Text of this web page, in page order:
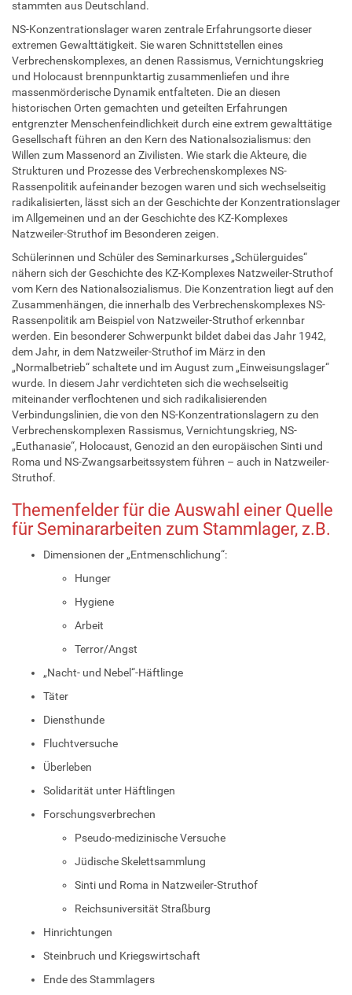
stammten aus Deutschland.
NS-Konzentrationslager waren zentrale Erfahrungsorte dieser
extremen Gewalttätigkeit. Sie waren Schnittstellen eines
Verbrechenskomplexes, an denen Rassismus, Vernichtungskrieg
und Holocaust brennpunktartig zusammenliefen und ihre
massenmörderische Dynamik entfalteten. Die an diesen
historischen Orten gemachten und geteilten Erfahrungen
entgrenzter Menschenfeindlichkeit durch eine extrem gewalttätige
Gesellschaft führen an den Kern des Nationalsozialismus: den
Willen zum Massenord an Zivilisten. Wie stark die Akteure, die
Strukturen und Prozesse des Verbrechenskomplexes NS-
Rassenpolitik aufeinander bezogen waren und sich wechselseitig
radikalisierten, lässt sich an der Geschichte der Konzentrationslager
im Allgemeinen und an der Geschichte des KZ-Komplexes
Natzweiler-Struthof im Besonderen zeigen.
Schülerinnen und Schüler des Seminarkurses „Schülerguides“
nähern sich der Geschichte des KZ-Komplexes Natzweiler-Struthof
vom Kern des Nationalsozialismus. Die Konzentration liegt auf den
Zusammenhängen, die innerhalb des Verbrechenskomplexes NS-
Rassenpolitik am Beispiel von Natzweiler-Struthof erkennbar
werden. Ein besonderer Schwerpunkt bildet dabei das Jahr 1942,
dem Jahr, in dem Natzweiler-Struthof im März in den
„Normalbetrieb“ schaltete und im August zum „Einweisungslager“
wurde. In diesem Jahr verdichteten sich die wechselseitig
miteinander verflochtenen und sich radikalisierenden
Verbindungslinien, die von den NS-Konzentrationslagern zu den
Verbrechenskomplexen Rassismus, Vernichtungskrieg, NS-
„Euthanasie“, Holocaust, Genozid an den europäischen Sinti und
Roma und NS-Zwangsarbeitssystem führen – auch in Natzweiler-
Struthof.
Themenfelder für die Auswahl einer Quelle
für Seminararbeiten zum Stammlager, z.B.
Dimensionen der „Entmenschlichung“:
Hunger
Hygiene
Arbeit
Terror/Angst
„Nacht- und Nebel“-Häftlinge
Täter
Diensthunde
Fluchtversuche
Überleben
Solidarität unter Häftlingen
Forschungsverbrechen
Pseudo-medizinische Versuche
Jüdische Skelettsammlung
Sinti und Roma in Natzweiler-Struthof
Reichsuniversität Straßburg
Hinrichtungen
Steinbruch und Kriegswirtschaft
Ende des Stammlagers